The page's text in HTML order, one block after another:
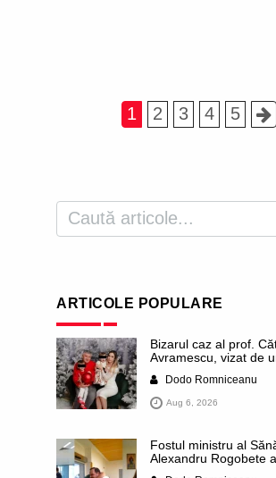
1 2 3 4 5
ARTICOLE POPULARE
Bizarul caz al prof.
Avramescu, vizat de
infantilă”. Miroase a
stalinistă. Cea mai
presei publică inclusiv
dezvăluite date ultra-
ale profesorului,
diagnostice și
Dodo Romniceanu
Aug 6, 2026
Fostul ministru al
Alexandru Rogobete